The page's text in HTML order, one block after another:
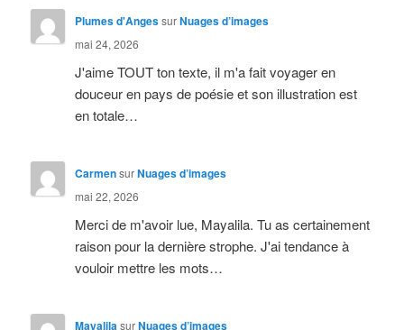
Plumes d'AngessurNuages d’images
mai 24, 2026
J'aime TOUT ton texte, il m'a fait voyager en
douceur en pays de poésie et son illustration est
en totale…
CarmensurNuages d’images
mai 22, 2026
Merci de m'avoir lue, Mayalila. Tu as certainement
raison pour la dernière strophe. J'ai tendance à
vouloir mettre les mots…
MayalilasurNuages d’images